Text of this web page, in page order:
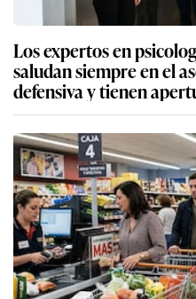
Los expertos en
saludan siempre en el
defensiva y tienen